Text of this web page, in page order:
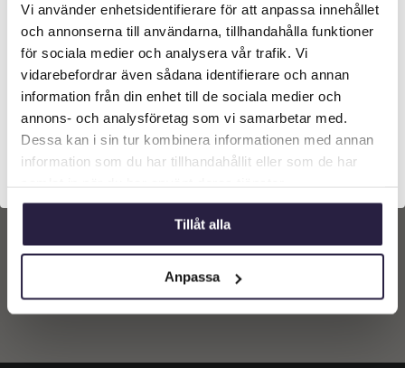
Vi använder enhetsidentifierare för att anpassa innehållet
och annonserna till användarna, tillhandahålla funktioner
för sociala medier och analysera vår trafik. Vi
vidarebefordrar även sådana identifierare och annan
information från din enhet till de sociala medier och
annons- och analysföretag som vi samarbetar med.
Dessa kan i sin tur kombinera informationen med annan
information som du har tillhandahållit eller som de har
Tillåt alla
Anpassa
Rävsvans | Konstgjord
snittblomma gräs 100 cm
99 kr
Rävsvans | Konstgjord
snittblomma Röd 100 cm
99kr
Välkommen till Webflower
Vilken typ av kund är du? Du kan alltid justera ditt val
längst upp på sidan.
Företagskund (exkl. moms)
Privatkund (inkl. moms)